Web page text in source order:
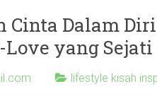
Cinta Dalam
yang Sejati
lifestyle kisah